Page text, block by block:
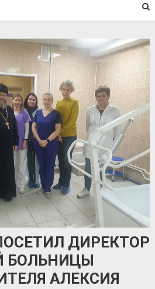
ДИРЕКТОР
БОЛЬНИЦЫ
АЛЕКСИЯ